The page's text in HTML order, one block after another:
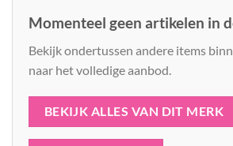
Momenteel geen artikelen in
Bekijk ondertussen andere items
naar het volledige aanbod.
BEKIJK ALLES VAN DIT MERK